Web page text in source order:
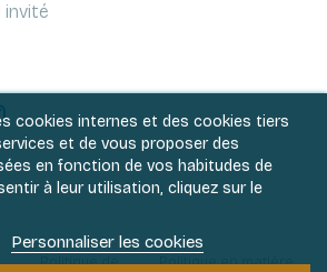
invité
cookies internes et des cookies tiers
et de vous proposer des
en fonction de vos habitudes de
à leur utilisation, cliquez sur le
Personnaliser les cookies
Politique de Politique en matière